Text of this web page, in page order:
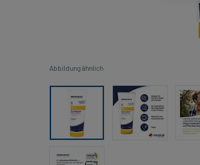
Abbildung ähnlich